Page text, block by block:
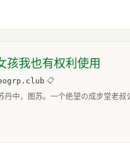
孩我也有权利使用
📋
丹中，图苏。一个绝望の成步堂老